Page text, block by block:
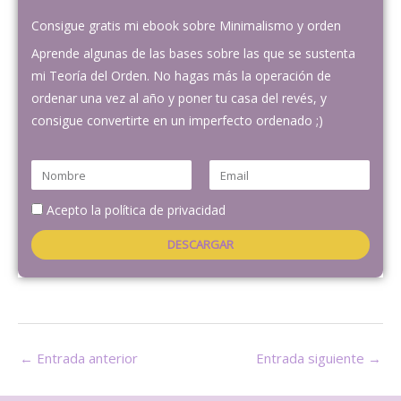
Consigue gratis mi ebook sobre Minimalismo y orden
Aprende algunas de las bases sobre las que se sustenta
mi Teoría del Orden. No hagas más la operación de
ordenar una vez al año y poner tu casa del revés, y
consigue convertirte en un imperfecto ordenado ;)
o
m
b
r
e
m
a
i
l
Acepto la política de privacidad
DESCARGAR
← Entrada anterior Entrada siguiente →